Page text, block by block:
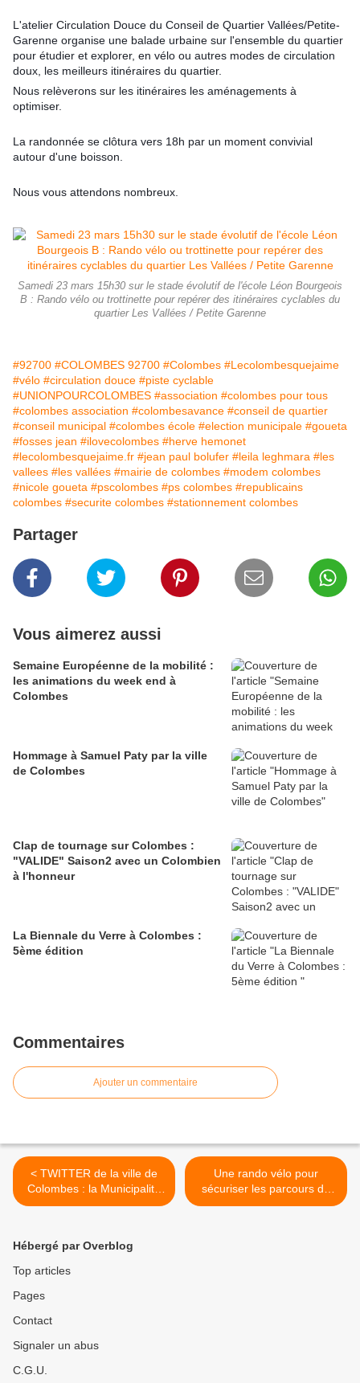
L'atelier Circulation Douce du Conseil de Quartier Vallées/Petite-
Garenne organise une balade urbaine sur l'ensemble du quartier
pour étudier et explorer, en vélo ou autres modes de circulation
doux, les meilleurs itinéraires du quartier.
Nous relèverons sur les itinéraires les aménagements à
optimiser.
La randonnée se clôtura vers 18h par un moment convivial
autour d'une boisson.
Nous vous attendons nombreux.
Samedi 23 mars 15h30 sur le stade évolutif de l'école Léon Bourgeois
B : Rando vélo ou trottinette pour repérer des itinéraires cyclables du
quartier Les Vallées / Petite Garenne
#92700 #COLOMBES 92700 #Colombes #Lecolombesquejaime
#vélo #circulation douce #piste cyclable
#UNIONPOURCOLOMBES #association #colombes pour tous
#colombes association #colombesavance #conseil de quartier
#conseil municipal #colombes école #election municipale #goueta
#fosses jean #ilovecolombes #herve hemonet
#lecolombesquejaime.fr #jean paul bolufer #leila leghmara #les
vallees #les vallées #mairie de colombes #modem colombes
#nicole goueta #pscolombes #ps colombes #republicains
colombes #securite colombes #stationnement colombes
Partager
Vous aimerez aussi
Semaine Européenne de la mobilité :
les animations du week end à
Colombes
Hommage à Samuel Paty par la ville
de Colombes
Clap de tournage sur Colombes :
"VALIDE" Saison2 avec un Colombien
à l'honneur
La Biennale du Verre à Colombes :
5ème édition
Commentaires
Ajouter un commentaire
< TWITTER de la ville de
Colombes : la Municipalité
censure les "commentaires"
Une rando vélo pour
sécuriser les parcours du
quotidien à Colombes : une
Hébergé par Overblog
Top articles
Pages
Contact
Signaler un abus
C.G.U.